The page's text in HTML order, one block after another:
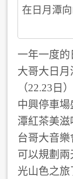
在日月潭
一年一度
大哥大日
（22.23日
中興停車
潭紅茶美
台哥大音
可以規劃兩
光山色之旅